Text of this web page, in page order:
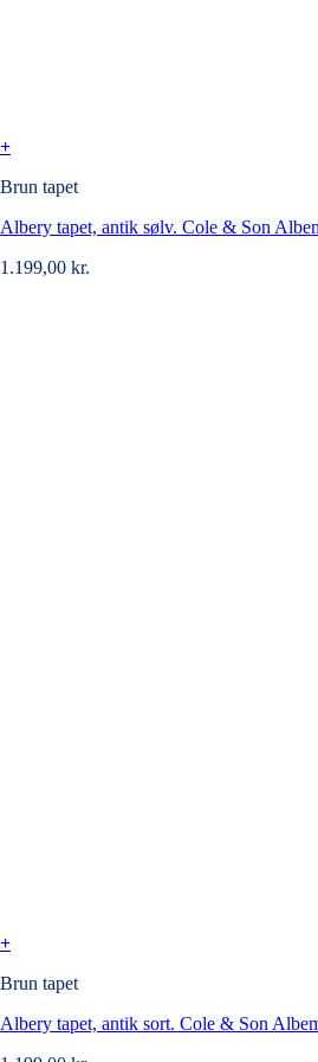
+
Brun tapet
Albery tapet, antik sølv. Cole & Son
1.199,00 kr.
+
Brun tapet
Albery tapet, antik sort. Cole & Son